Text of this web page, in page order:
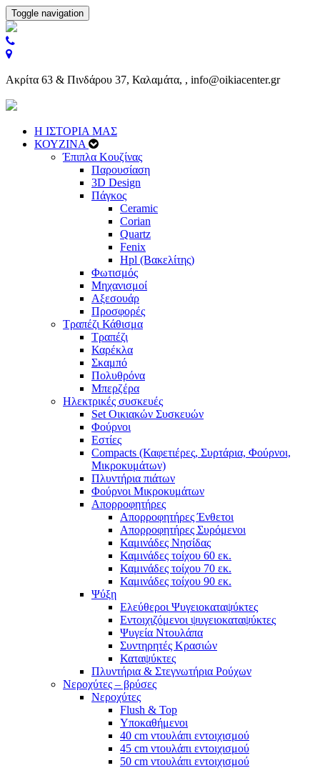
Toggle navigation
Ακρίτα 63 & Πινδάρου 37, Καλαμάτα, , info@oikiacenter.gr
Η ΙΣΤΟΡΙΑ ΜΑΣ
ΚΟΥΖΙΝΑ
Έπιπλα Κουζίνας
Παρουσίαση
3D Design
Πάγκος
Ceramic
Corian
Quartz
Fenix
Hpl (Βακελίτης)
Φωτισμός
Μηχανισμοί
Αξεσουάρ
Προσφορές
Τραπέζι Κάθισμα
Τραπέζι
Καρέκλα
Σκαμπό
Πολυθρόνα
Μπερζέρα
Ηλεκτρικές συσκευές
Set Οικιακών Συσκευών
Φούρνοι
Εστίες
Compacts (Καφετιέρες, Συρτάρια, Φούρνοι,
Μικροκυμάτων)
Πλυντήρια πιάτων
Φούρνοι Μικροκυμάτων
Απορροφητήρες
Απορροφητήρες Ένθετοι
Απορροφητήρες Συρόμενοι
Καμινάδες Νησίδας
Καμινάδες τοίχου 60 εκ.
Καμινάδες τοίχου 70 εκ.
Καμινάδες τοίχου 90 εκ.
Ψύξη
Ελεύθεροι Ψυγειοκαταψύκτες
Εντοιχιζόμενοι ψυγειοκαταψύκτες
Ψυγεία Ντουλάπα
Συντηρητές Κρασιών
Καταψύκτες
Πλυντήρια & Στεγνωτήρια Ρούχων
Νεροχύτες – βρύσες
Νεροχύτες
Flush & Top
Υποκαθήμενοι
40 cm ντουλάπι εντοιχισμού
45 cm ντουλάπι εντοιχισμού
50 cm ντουλάπι εντοιχισμού